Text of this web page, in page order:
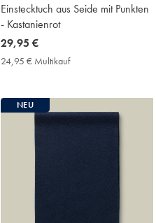
Einstecktuch aus Seide mit Punkten
- Kastanienrot
now
29,95
29,95 €
24,95 € Multikauf24,95
Price
NEU